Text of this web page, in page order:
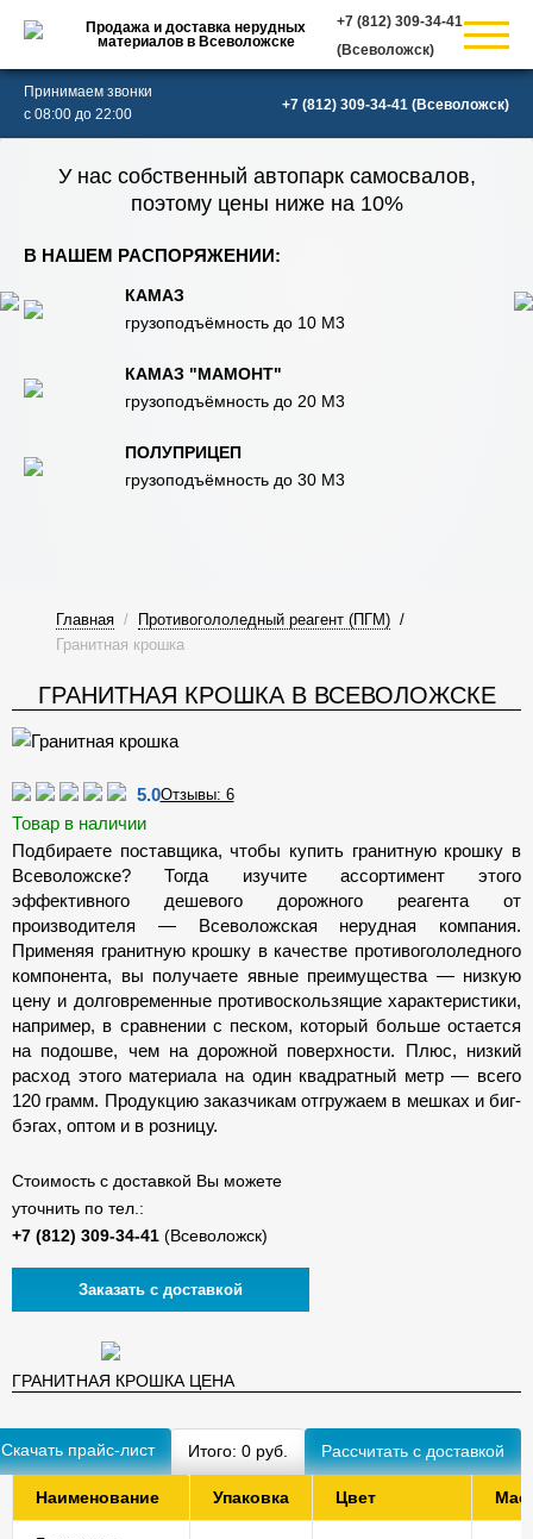
Продажа и доставка нерудных
материалов в Всеволожске
(Всеволожск)
Принимаем звонки
с 08:00 до 22:00
(Всеволожск)
В НАШЕМ РАСПОРЯЖЕНИИ:
КАМАЗ
грузоподъёмность до 10 М3
КАМАЗ "МАМОНТ"
грузоподъёмность до 20 М3
ПОЛУПРИЦЕП
грузоподъёмность до 30 М3
У нас собственный автопарк самосвалов,
поэтому цены ниже на 10%
Главная / Противогололедный реагент (ПГМ) /
Гранитная крошка
ГРАНИТНАЯ КРОШКА В ВСЕВОЛОЖСКЕ
5.0Отзывы: 6
Товар в наличии
Подбираете поставщика, чтобы купить гранитную крошку в
Всеволожске? Тогда изучите ассортимент этого
эффективного дешевого дорожного реагента от
производителя — Всеволожская нерудная компания.
Применяя гранитную крошку в качестве противогололедного
компонента, вы получаете явные преимущества — низкую
цену и долговременные противоскользящие характеристики,
например, в сравнении с песком, который больше остается
на подошве, чем на дорожной поверхности. Плюс, низкий
расход этого материала на один квадратный метр — всего
120 грамм. Продукцию заказчикам отгружаем в мешках и биг-
бэгах, оптом и в розницу.
Стоимость с доставкой Вы можете
уточнить по тел.:
(Всеволожск)
Заказать с доставкой
ГРАНИТНАЯ КРОШКА ЦЕНА
Скачать прайс-лист Итого: 0 руб.
Наименование Упаковка Цвет